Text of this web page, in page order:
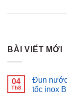
BÀI VIẾT MỚI
04
Th8
Đun
tốc inox